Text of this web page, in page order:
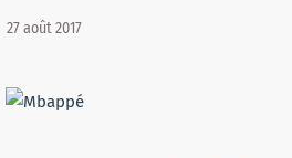
27 août 2017